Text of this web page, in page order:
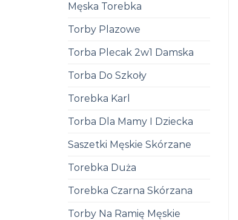
Męska Torebka
Torby Plazowe
Torba Plecak 2w1 Damska
Torba Do Szkoły
Torebka Karl
Torba Dla Mamy I Dziecka
Saszetki Męskie Skórzane
Torebka Duża
Torebka Czarna Skórzana
Torby Na Ramię Męskie